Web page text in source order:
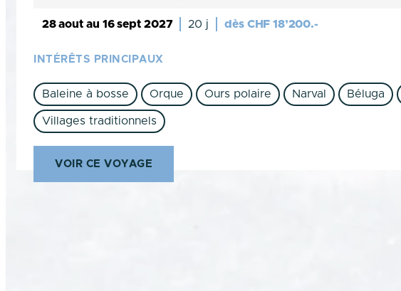
28 aout au 16 sept 2027 20 j dès CHF 18’200.-
INTÉRÊTS PRINCIPAUX
Baleine à bosse Orque Ours polaire Narval Béluga
Villages traditionnels
VOIR CE VOYAGE